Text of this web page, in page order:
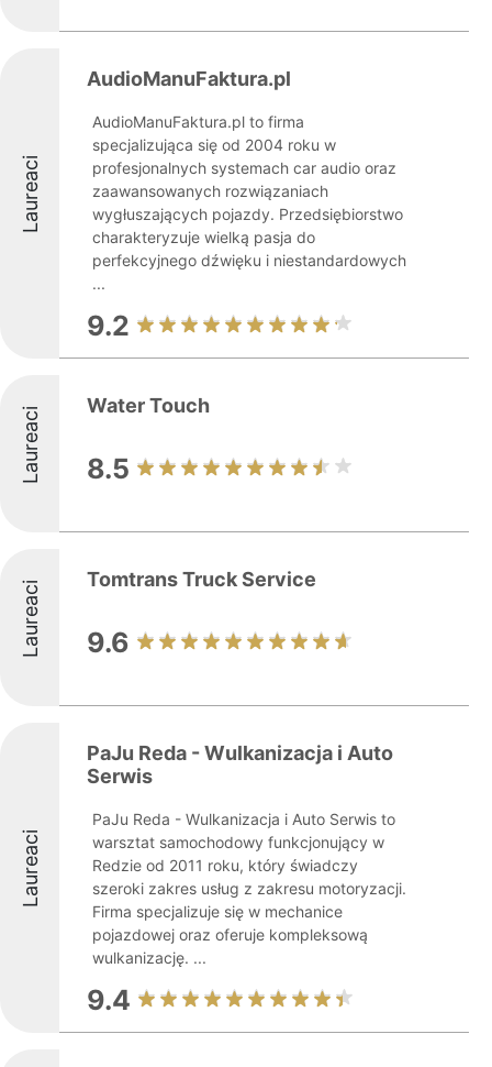
Laureaci
AudioManuFaktura.pl
AudioManuFaktura.pl to firma
specjalizująca się od 2004 roku w
profesjonalnych systemach car audio oraz
zaawansowanych rozwiązaniach
wygłuszających pojazdy. Przedsiębiorstwo
charakteryzuje wielką pasja do
perfekcyjnego dźwięku i niestandardowych
...
9.2
Laureaci Water Touch
8.5
Laureaci Tomtrans Truck Service
9.6
Laureaci
PaJu Reda - Wulkanizacja i Auto
Serwis
PaJu Reda - Wulkanizacja i Auto Serwis to
warsztat samochodowy funkcjonujący w
Redzie od 2011 roku, który świadczy
szeroki zakres usług z zakresu motoryzacji.
Firma specjalizuje się w mechanice
pojazdowej oraz oferuje kompleksową
wulkanizację. ...
9.4